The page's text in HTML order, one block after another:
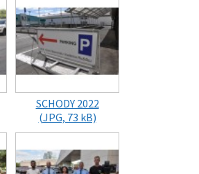
SCHODY 2022
(JPG, 73 kB)